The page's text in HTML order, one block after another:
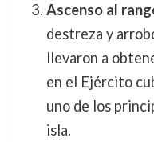
Ascenso al
destreza y
llevaron a
en el Ejército
uno de los
isla.